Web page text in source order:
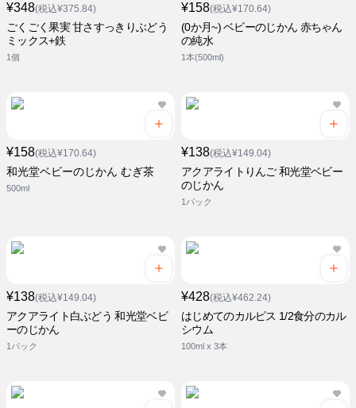
¥348(税込¥375.84)
ごくごく果実 甘さすっきりぶどう
ミックス+鉄
1個
¥158(税込¥170.64)
(0か月~) ベビーのじかん 赤ちゃん
の純水
1本(500ml)
¥158(税込¥170.64)
和光堂ベビーのじかん むぎ茶
500ml
¥138(税込¥149.04)
アクアライトりんご 和光堂ベビー
のじかん
1パック
¥138(税込¥149.04)
アクアライト白ぶどう 和光堂ベビ
ーのじかん
1パック
¥428(税込¥462.24)
はじめてのカルピス 1/2食分のカル
シウム
100ml x 3本